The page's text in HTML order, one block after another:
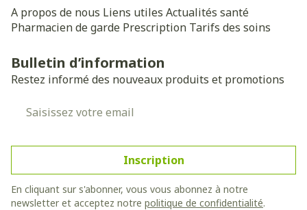
A propos de nous Liens utiles Actualités santé
Pharmacien de garde Prescription Tarifs des soins
Bulletin d’information
Restez informé des nouveaux produits et promotions
Inscription
En cliquant sur s'abonner, vous vous abonnez à notre
newsletter et acceptez notre politique de confidentialité.